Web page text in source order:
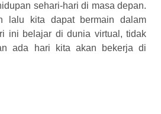
sehari-hari di masa depan.
lalu kita dapat bermain dalam
ini belajar di dunia virtual, tidak
ada hari kita akan bekerja di